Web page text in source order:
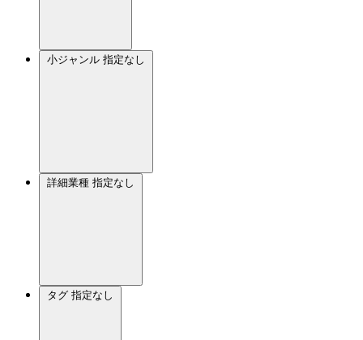
小ジャンル 指定なし
詳細業種 指定なし
タグ 指定なし